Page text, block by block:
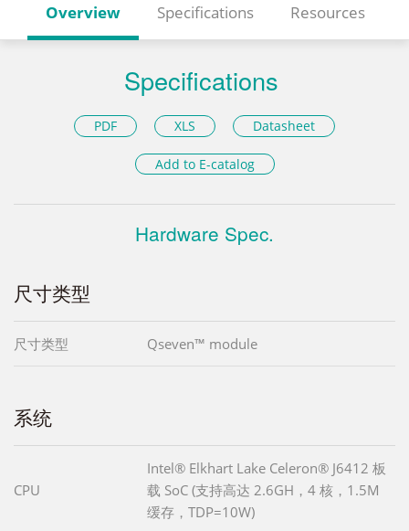
Overview Specifications Resources
Specifications
PDF XLS Datasheet
Add to E-catalog
Hardware Spec.
尺寸类型
尺寸类型 Qseven™ module
系统
CPU
Intel® Elkhart Lake Celeron® J6412 板
载 SoC (支持高达 2.6GH，4 核，1.5M
缓存，TDP=10W)